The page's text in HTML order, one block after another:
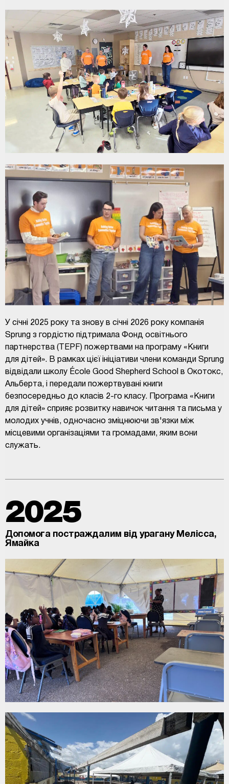
У січні 2025 року та знову в січні 2026 року компанія
Sprung з гордістю підтримала Фонд освітнього
партнерства (TEPF) пожертвами на програму «Книги
для дітей». В рамках цієї ініціативи члени команди Sprung
відвідали школу École Good Shepherd School в Окотокс,
Альберта, і передали пожертвувані книги
безпосередньо до класів 2-го класу. Програма «Книги
для дітей» сприяє розвитку навичок читання та письма у
молодих учнів, одночасно зміцнюючи зв'язки між
місцевими організаціями та громадами, яким вони
служать.
2025
Допомога постраждалим від урагану Мелісса,
Ямайка